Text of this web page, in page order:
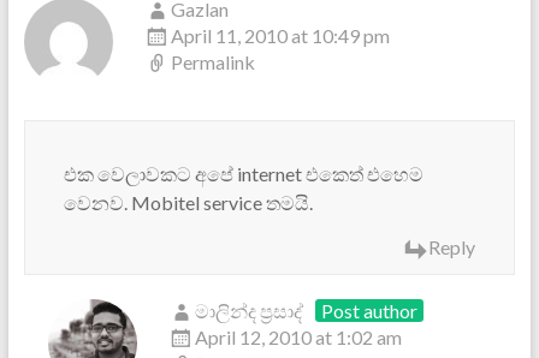
Gazlan
April 11, 2010 at 10:49 pm
Permalink
එක වෙලාවකට අපේ internet එකෙත් එහෙම
වෙනව. Mobitel service තමයි.
Reply
මාලින්ද ප්‍රසාද්
Post author
April 12, 2010 at 1:02 am